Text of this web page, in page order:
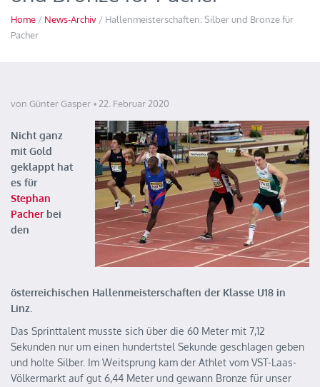
Home / News-Archiv / Hallenmeisterschaften: Silber und Bronze für
Pacher
von Günter Gasper 22. Februar 2020
Nicht ganz
mit Gold
geklappt hat
es für
Stephan
Pacherbei
den
österreichischen Hallenmeisterschaften der Klasse U18 in
Linz.
Das Sprinttalent musste sich über die 60 Meter mit 7,12
Sekunden nur um einen hundertstel Sekunde geschlagen geben
und holte Silber. Im Weitsprung kam der Athlet vom VST-Laas-
Völkermarkt auf gut 6,44 Meter und gewann Bronze für unser